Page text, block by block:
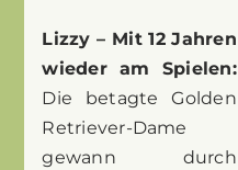
Lizzy – Mit 12 Jahren
wieder am Spielen:
Die betagte Golden
Retriever-Dame
gewann durch